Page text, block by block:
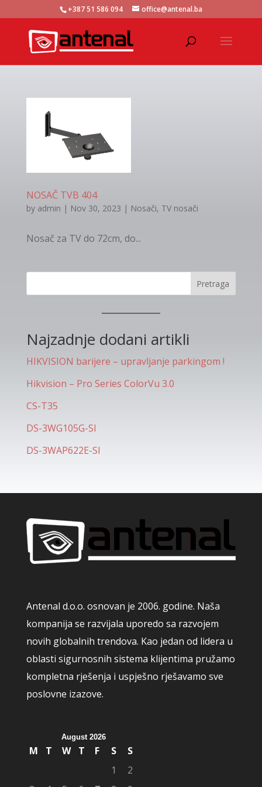
+387 51 586 094 office@antenal.ba
NOSAČ TVB 404
by admin | Nov 30, 2023 | Nosači, TV nosači
Nosač za TV do 72cm, do...
Pretraga
Najzadnje dodani artikli
HIKVISION barijere – upravljanje parkingom !
Hikvision – Pro Series ColorVu 3.0
CS-T35
DS-3WG105G-SI
DS-3WAP622E-SI
Antenal d.o.o. osnovan je 2006. godine. Naša
kompanija se razvijala uporedo sa razvojem
novih globalnih trendova. Kao jedan od lidera u
oblasti sigurnosnih sistema klijentima pružamo
kompletna rješenja i uspješno rješavamo sve
poslovne izazove.
August 2026
M T W T F S
S
1
2